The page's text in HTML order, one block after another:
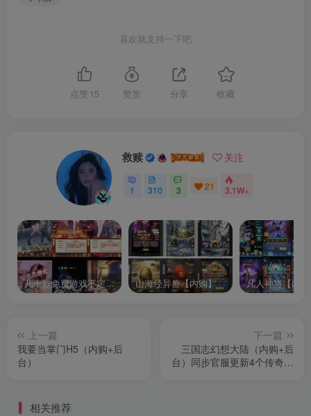
喜欢就支持一下吧
点赞 15 赞赏 分享 收藏
救赎 关注
1 310 3 21 3.1W+
几十款免费游戏不定时更新自行测试 山海经异兽【内购】 凡人神将【内
上一篇
我要当掌门H5（内购+后
台）
下一篇
三国志幻想大陆（内购+后
台）同步官服更新4个传奇级
相关推荐